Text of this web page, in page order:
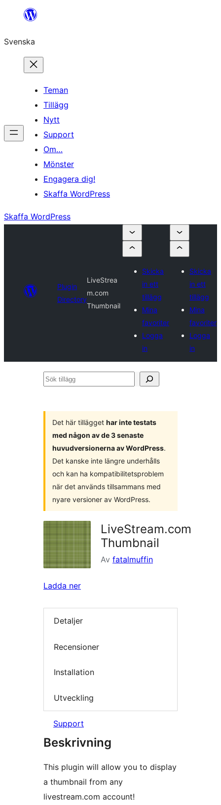
Hoppa
innehåll
Svenska
Teman
Tillägg
Nytt
Support
Om…
Mönster
Engagera dig!
Skaffa WordPress
Skaffa WordPress
Plugin
Directory
LiveStrea
m.com
Thumbnail
Skicka
in ett
tillägg
Mina
favoriter
Logga
in
Skicka
in ett
tillägg
Mina
favoriter
Logga
in
Sök
Det här tillägget har inte testats
med någon av de 3 senaste
huvudversionerna av WordPress.
Det kanske inte längre underhålls
och kan ha kompatibilitetsproblem
när det används tillsammans med
nyare versioner av WordPress.
LiveStream.com
Thumbnail
Av fatalmuffin
Ladda ner
Detaljer
Recensioner
Installation
Utveckling
Support
Beskrivning
This plugin will allow you to display
a thumbnail from any
livestream.com account!